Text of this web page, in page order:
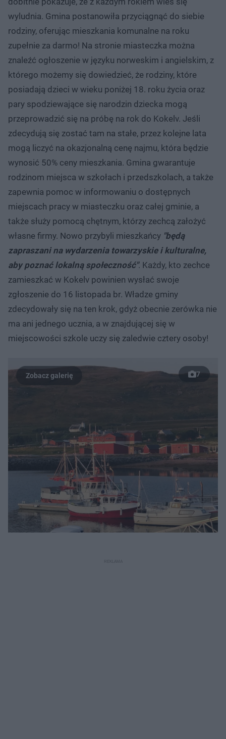
wyludnia. Gmina postanowiła przyciągnąć do siebie
rodziny, oferując mieszkania komunalne na roku
zupełnie za darmo! Na stronie miasteczka można
znaleźć ogłoszenie w języku norweskim i angielskim, z
którego możemy się dowiedzieć, że rodziny, które
posiadają dzieci w wieku poniżej 18. roku życia oraz
pary spodziewające się narodzin dziecka mogą
przeprowadzić się na próbę na rok do Kokelv. Jeśli
zdecydują się zostać tam na stałe, przez kolejne lata
mogą liczyć na okazjonalną cenę najmu, która będzie
wynosić 50% ceny mieszkania. Gmina gwarantuje
rodzinom miejsca w szkołach i przedszkolach, a także
zapewnia pomoc w informowaniu o dostępnych
miejscach pracy w miasteczku oraz całej gminie, a
także służy pomocą chętnym, którzy zechcą założyć
własne firmy. Nowo przybyli mieszkańcy "będą
zapraszani na wydarzenia towarzyskie i kulturalne,
aby poznać lokalną społeczność". Każdy, kto zechce
zamieszkać w Kokelv powinien wysłać swoje
zgłoszenie do 16 listopada br. Władze gminy
zdecydowały się na ten krok, gdyż obecnie zerówka nie
ma ani jednego ucznia, a w znajdującej się w
miejscowości szkole uczy się zaledwie cztery osoby!
7